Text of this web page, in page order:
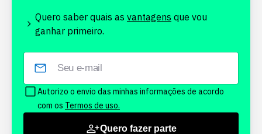
Quero saber quais as vantagens que vou
ganhar primeiro.
Autorizo o envio das minhas informações de acordo
com os Termos de uso.
Quero fazer parte